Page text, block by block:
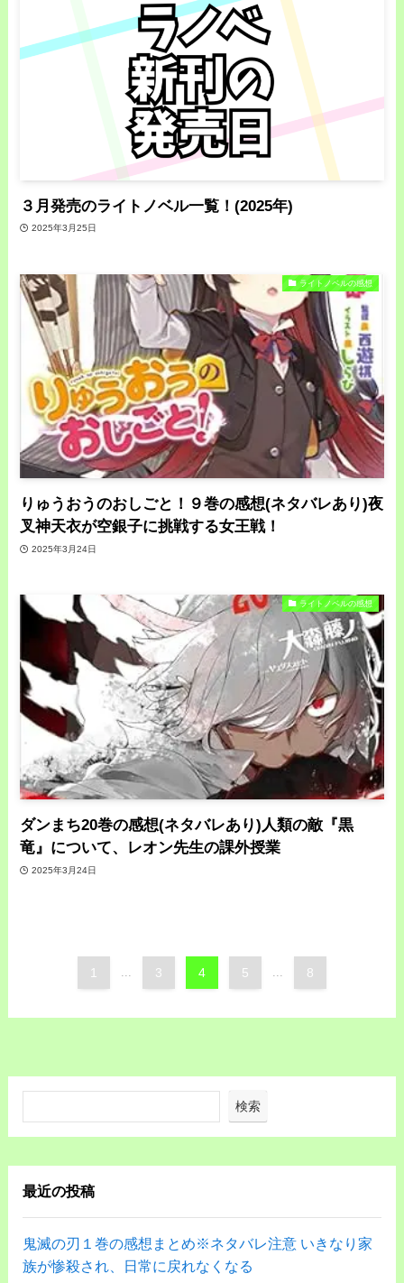
３月発売のライトノベル一覧！(2025年)
2025年3月25日
ライトノベルの感想
りゅうおうのおしごと！９巻の感想(ネタバレあり)夜
叉神天衣が空銀子に挑戦する女王戦！
2025年3月24日
ライトノベルの感想
ダンまち20巻の感想(ネタバレあり)人類の敵『黒
竜』について、レオン先生の課外授業
2025年3月24日
1 3 4 5 8
検索
最近の投稿
鬼滅の刃１巻の感想まとめ※ネタバレ注意 いきなり家
族が惨殺され、日常に戻れなくなる